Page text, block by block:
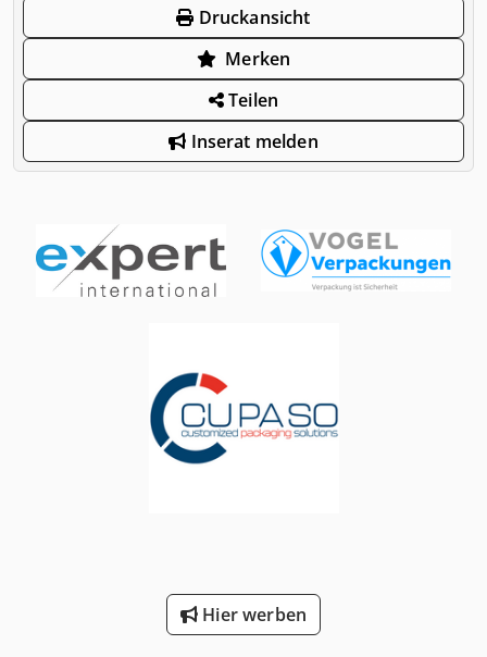
Druckansicht
Merken
Teilen
Inserat melden
Hier werben